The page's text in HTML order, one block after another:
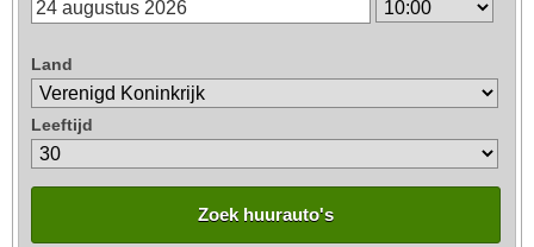
Land
Leeftijd
Zoek huurauto's